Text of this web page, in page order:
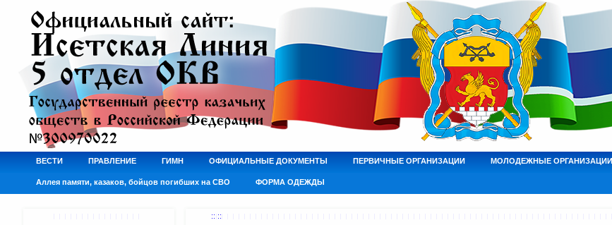
ВЕСТИ ПРАВЛЕНИЕ ГИМН ОФИЦИАЛЬНЫЕ ДОКУМЕНТЫ ПЕРВИЧНЫЕ ОРГАНИЗАЦИИ МОЛОДЕЖНЫЕ ОРГАНИЗАЦИИ
Аллея памяти, казаков, бойцов погибших на СВО ФОРМА ОДЕЖДЫ
:: ::